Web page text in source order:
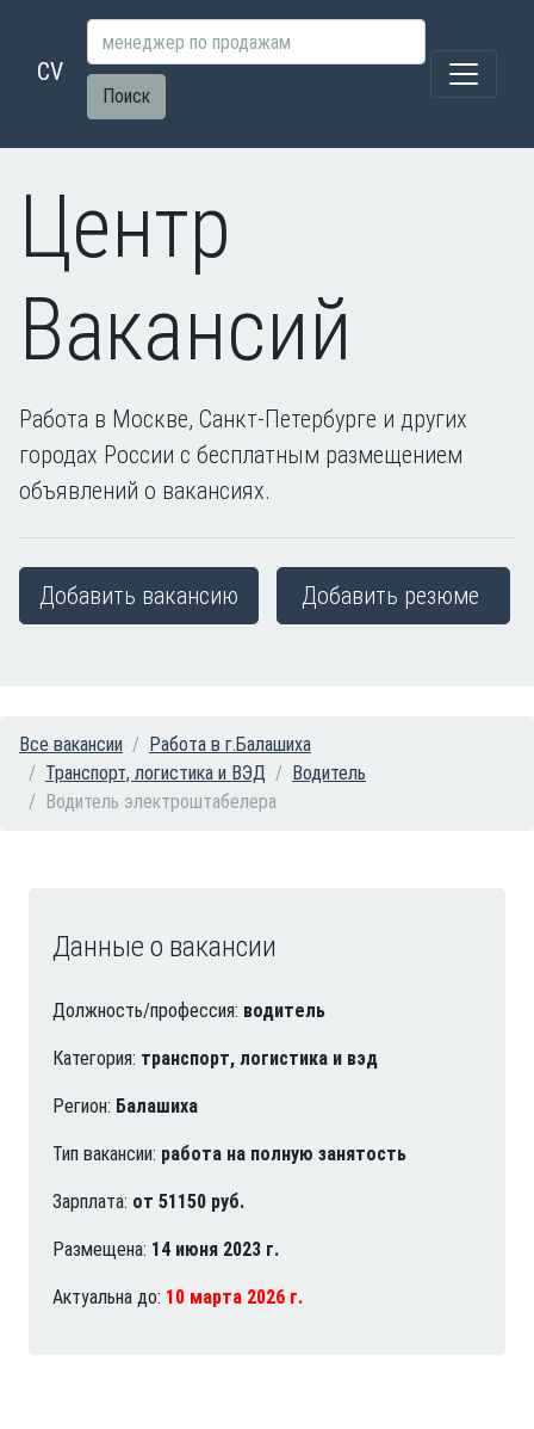
CV
Поиск
Центр
Вакансий
Работа в Москве, Санкт-Петербурге и других
городах России с бесплатным размещением
объявлений о вакансиях.
Добавить вакансию Добавить резюме
Все вакансии
Работа в г.Балашиха
Транспорт, логистика и ВЭД
Водитель
Водитель электроштабелера
Данные о вакансии
Должность/профессия: водитель
Категория: транспорт, логистика и вэд
Регион: Балашиха
Тип вакансии: работа на полную занятость
Зарплата: от 51150 руб.
Размещена: 14 июня 2023 г.
Актуальна до: 10 марта 2026 г.